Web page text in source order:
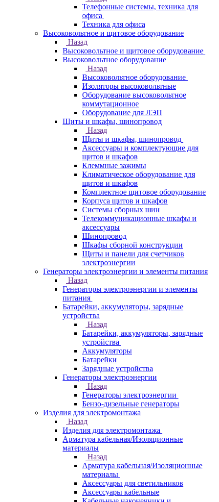
Телефонные системы, техника для
офиса
Техника для офиса
Высоковольтное и щитовое оборудование
Назад
Высоковольтное и щитовое оборудование
Высоковольтное оборудование
Назад
Высоковольтное оборудование
Изоляторы высоковольтные
Оборудование высоковольтное
коммутационное
Оборудование для ЛЭП
Щиты и шкафы, шинопровод
Назад
Щиты и шкафы, шинопровод
Аксессуары и комплектующие для
щитов и шкафов
Клеммные зажимы
Климатическое оборудование для
щитов и шкафов
Комплектное щитовое оборудование
Корпуса щитов и шкафов
Системы сборных шин
Телекоммуникационные шкафы и
аксессуары
Шинопровод
Шкафы сборной конструкции
Щиты и панели для счетчиков
электроэнергии
Генераторы электроэнергии и элементы питания
Назад
Генераторы электроэнергии и элементы
питания
Батарейки, аккумуляторы, зарядные
устройства
Назад
Батарейки, аккумуляторы, зарядные
устройства
Аккумуляторы
Батарейки
Зарядные устройства
Генераторы электроэнергии
Назад
Генераторы электроэнергии
Бензо-дизельные генераторы
Изделия для электромонтажа
Назад
Изделия для электромонтажа
Арматура кабельная/Изоляционные
материалы
Назад
Арматура кабельная/Изоляционные
материалы
Аксессуары для светильников
Аксессуары кабельные